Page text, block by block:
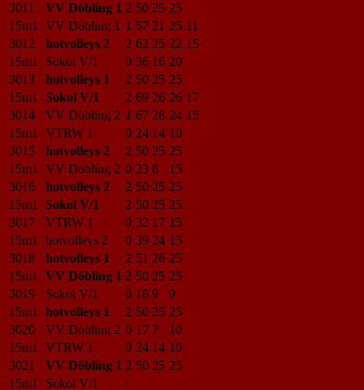
3011
VV Döbling 1 2 50 25 25
15m1
VV Döbling 1 1 57 21 25 11
3012
hotvolleys 2 2 62 25 22 15
15m1
Sokol V/1 0 36 16 20
3013
hotvolleys 1 2 50 25 25
15m1
Sokol V/1 2 69 26 26 17
3014
VV Döbling 2 1 67 28 24 15
15m1
VTRW 1 0 24 14 10
3015
hotvolleys 2 2 50 25 25
15m1
VV Döbling 2 0 23 8
15
3016
hotvolleys 2 2 50 25 25
15m1
Sokol V/1 2 50 25 25
3017
VTRW 1 0 32 17 15
15m1
hotvolleys 2 0 39 24 15
3018
hotvolleys 1 2 51 26 25
15m1
VV Döbling 1 2 50 25 25
3019
Sokol V/1 0 18 9
9
15m1
hotvolleys 1 2 50 25 25
3020
VV Döbling 2 0 17 7
10
15m1
VTRW 1 0 24 14 10
3021
VV Döbling 1 2 50 25 25
15m1
Sokol V/1 /